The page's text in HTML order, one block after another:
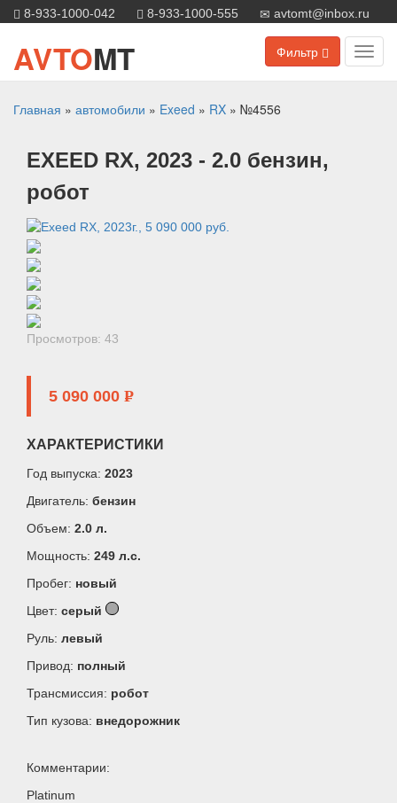
8-933-1000-042 8-933-1000-555 avtomt@inbox.ru
Фильтр
AVTOMT
Главная » автомобили » Exeed » RX » №4556
EXEED RX, 2023 - 2.0 бензин,
робот
Просмотров: 43
5 090 000 P
ХАРАКТЕРИСТИКИ
Год выпуска: 2023
Двигатель: бензин
Объем: 2.0 л.
Мощность: 249 л.c.
Пробег: новый
Цвет: серый
Руль: левый
Привод: полный
Трансмиссия: робот
Тип кузова: внедорожник
Комментарии:
Platinum